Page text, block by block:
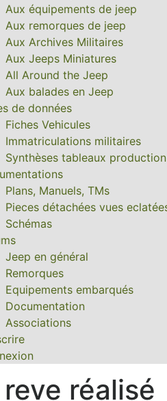
Aux équipements de jeep
Aux remorques de jeep
Aux Archives Militaires
Aux Jeeps Miniatures
All Around the Jeep
Aux balades en Jeep
de données
Fiches Vehicules
Immatriculations militaires
Synthèses tableaux production
Plans, Manuels, TMs
Pieces détachées vues
Schémas
Jeep en général
Remorques
Equipements embarqués
Documentation
Associations
réalisé